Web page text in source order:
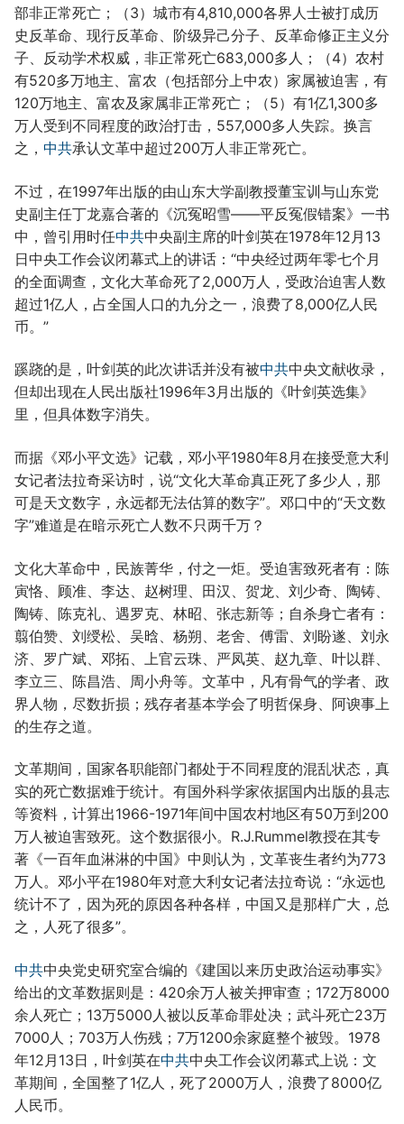
部非正常死亡；（3）城市有4,810,000各界人士被打成历
史反革命、现行反革命、阶级异己分子、反革命修正主义分
子、反动学术权威，非正常死亡683,000多人；（4）农村
有520多万地主、富农（包括部分上中农）家属被迫害，有
120万地主、富农及家属非正常死亡；（5）有1亿1,300多
万人受到不同程度的政治打击，557,000多人失踪。换言
之， 中共承认文革中超过200万人非正常死亡。
不过，在1997年出版的由山东大学副教授董宝训与山东党
史副主任丁龙嘉合著的《沉冤昭雪——平反冤假错案》一书
中，曾引用时任中共中央副主席的叶剑英在1978年12月13
日中央工作会议闭幕式上的讲话：“中央经过两年零七个月
的全面调查，文化大革命死了2,000万人，受政治迫害人数
超过1亿人，占全国人口的九分之一，浪费了8,000亿人民
币。”
蹊跷的是，叶剑英的此次讲话并没有被中共中央文献收录，
但却出现在人民出版社1996年3月出版的《叶剑英选集》
里，但具体数字消失。
而据《邓小平文选》记载，邓小平1980年8月在接受意大利
女记者法拉奇采访时，说“文化大革命真正死了多少人，那
可是天文数字，永远都无法估算的数字”。邓口中的“天文数
字”难道是在暗示死亡人数不只两千万？
文化大革命中，民族菁华，付之一炬。受迫害致死者有：陈
寅恪、顾准、李达、赵树理、田汉、贺龙、刘少奇、陶铸、
陶铸、陈克礼、遇罗克、林昭、张志新等；自杀身亡者有：
翦伯赞、刘绶松、吴晗、杨朔、老舍、傅雷、刘盼遂、刘永
济、罗广斌、邓拓、上官云珠、严凤英、赵九章、叶以群、
李立三、陈昌浩、周小舟等。文革中，凡有骨气的学者、政
界人物，尽数折损；残存者基本学会了明哲保身、阿谀事上
的生存之道。
文革期间，国家各职能部门都处于不同程度的混乱状态，真
实的死亡数据难于统计。有国外科学家依据国内出版的县志
等资料，计算出1966-1971年间中国农村地区有50万到200
万人被迫害致死。这个数据很小。R.J.Rummel教授在其专
著《一百年血淋淋的中国》中则认为，文革丧生者约为773
万人。邓小平在1980年对意大利女记者法拉奇说：“永远也
统计不了，因为死的原因各种各样，中国又是那样广大，总
之，人死了很多”。
中共中央党史研究室合编的《建国以来历史政治运动事实》
给出的文革数据则是：420余万人被关押审查；172万8000
余人死亡；13万5000人被以反革命罪处决；武斗死亡23万
7000人；703万人伤残；7万1200余家庭整个被毁。1978
年12月13日，叶剑英在中共中央工作会议闭幕式上说：文
革期间，全国整了1亿人，死了2000万人，浪费了8000亿
人民币。